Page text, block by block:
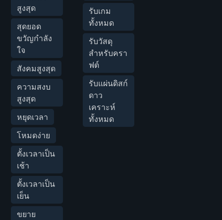
สูงสุด
สุดยอด
ขวัญกำลัง
ใจ
สังคมสูงสุด
ความสงบ
สูงสุด
หยุดเวลา
โหมดง่าย
ตั้งเวลาเป็น
เช้า
ตั้งเวลาเป็น
เย็น
ขยาย
รับเกม
ทั้งหมด
รับวัสดุ
สำหรับครา
ฟต์
รับแผ่นดิสก์
ดาว
เคราะห์
ทั้งหมด